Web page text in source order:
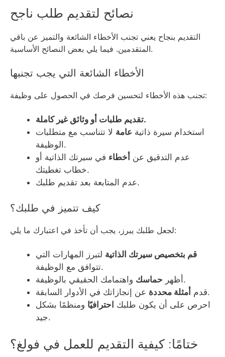
نصائح لتقديم طلب ناجح
التقديم بنجاح يعني تجنب الأخطاء الشائعة والتميز عن باقي
المتقدمين. فيما يلي بعض النصائح الأساسية.
الأخطاء الشائعة التي يجب تجنبها
تجنب هذه الأخطاء لتحسين فرصك في الحصول على وظيفة:
تقديم طلبات أو وثائق غير كاملة.
استخدام سيرة ذاتية عامة لا تتناسب مع متطلبات
الوظيفة.
عدم التدقيق عن أخطاء في سيرتك الذاتية أو
خطاب تغطيتك.
عدم المتابعة بعد تقديم طلبك.
كيف تتميز في طلبك؟
لجعل طلبك يبرز، يجب أن تأخذ في اعتبارك ما يلي:
قم بتخصيص سيرتك الذاتية لتبرز المهارات التي
تتوافق مع الوظيفة.
أظهر حماسك
واهتمامك الحقيقي بالوظيفة.
قدم أمثلة محددة
عن إنجازاتك في الأدوار السابقة.
احرص على أن يكون طلبك احترافيًا ومنظمًا بشكل
جيد.
ختامًا: كيفية التقديم للعمل في فولغ؟